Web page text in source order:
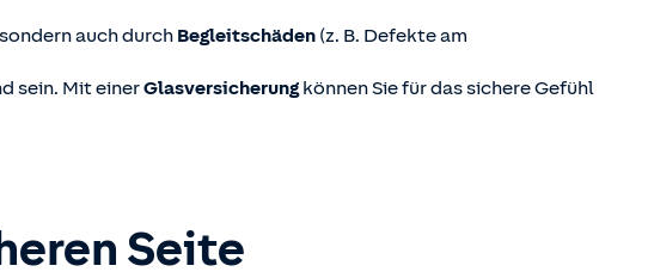
auch durch Begleitschäden (z. B. Defekte am
sein. Mit einerGlasversicherungkönnen Sie für das sichere Gefühl
Seite